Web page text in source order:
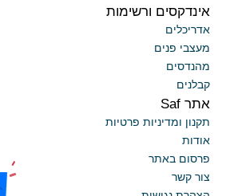
אינדקסים ורשימות
אדריכלים
מעצבי פנים
מהנדסים
קבלנים
אתר Saf
תקנון ומדיניות פרטיות
אודות
פרסום באתר
צור קשר